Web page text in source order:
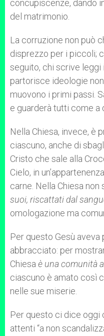
concupiscenze, dando
del matrimonio.
La corruzione non può
disprezzo per i piccoli;
seguito, chi scrive leggi
partorisce ideologie
muovono i primi passi.
e guarderà tutti come a
Nella Chiesa, invece, è
ciascuno, anche di
Cristo che sale alla
Cielo, in
carne. Nella Chiesa non
suoi, riscattati dal
omologazione ma
Per questo Gesù aveva
abbracciato: per
Chiesa è una comunità
ciascuno è amato così
nelle sue miserie.
Per questo ci dice oggi
attenti “a non